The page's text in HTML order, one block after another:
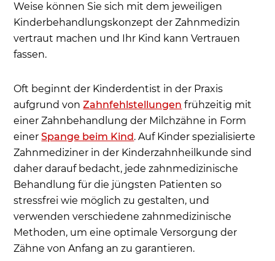
Weise können Sie sich mit dem jeweiligen
Kinderbehandlungskonzept der Zahnmedizin
vertraut machen und Ihr Kind kann Vertrauen
fassen.
Oft beginnt der Kinderdentist in der Praxis
aufgrund vonZahnfehlstellungen frühzeitig mit
einer Zahnbehandlung der Milchzähne in Form
einerSpange beim Kind. Auf Kinder spezialisierte
Zahnmediziner in der Kinderzahnheilkunde sind
daher darauf bedacht, jede zahnmedizinische
Behandlung für die jüngsten Patienten so
stressfrei wie möglich zu gestalten, und
verwenden verschiedene zahnmedizinische
Methoden, um eine optimale Versorgung der
Zähne von Anfang an zu garantieren.